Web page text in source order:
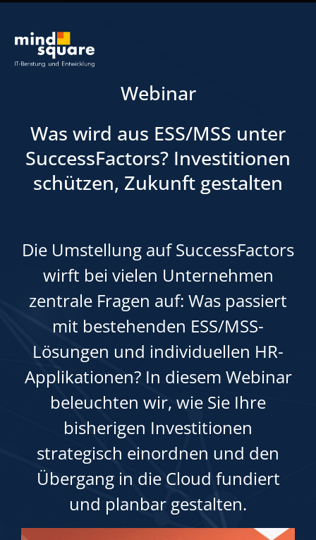
Webinar
Was wird aus ESS/MSS unter
SuccessFactors? Investitionen
schützen, Zukunft gestalten
Die Umstellung auf SuccessFactors
wirft bei vielen Unternehmen
zentrale Fragen auf: Was passiert
mit bestehenden ESS/MSS-
Lösungen und individuellen HR-
Applikationen? In diesem Webinar
beleuchten wir, wie Sie Ihre
bisherigen Investitionen
strategisch einordnen und den
Übergang in die Cloud fundiert
und planbar gestalten.